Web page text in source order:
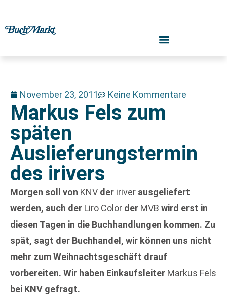
November 23, 2011 Keine Kommentare
Markus Fels zum
späten
Auslieferungstermin
des irivers
Morgen soll von KNV der iriver ausgeliefert
werden, auch der Liro Color der MVB wird erst in
diesen Tagen in die Buchhandlungen kommen. Zu
spät, sagt der Buchhandel, wir können uns nicht
mehr zum Weihnachtsgeschäft drauf
vorbereiten. Wir haben Einkaufsleiter Markus Fels
bei KNV gefragt.